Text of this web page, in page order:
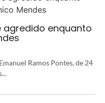
enquanto
Ramos Pontes, de 24